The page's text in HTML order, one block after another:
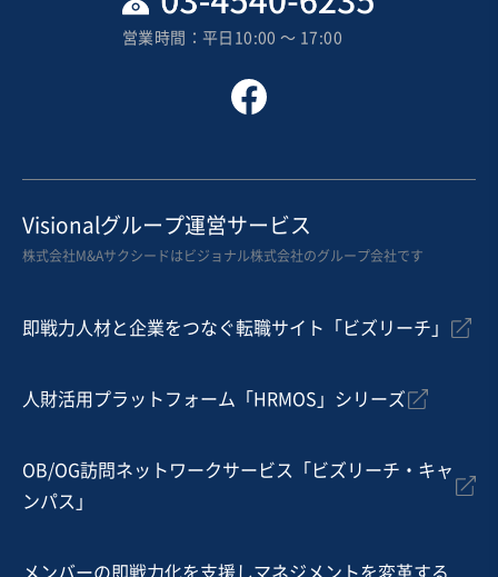
営業時間：平日10:00 〜 17:00
Visionalグループ運営サービス
株式会社M&Aサクシードはビジョナル株式会社のグループ会社です
即戦力人材と企業をつなぐ転職サイト「ビズリーチ」
人財活用プラットフォーム「HRMOS」シリーズ
OB/OG訪問ネットワークサービス「ビズリーチ・キャ
ンパス」
メンバーの即戦力化を支援しマネジメントを変革する